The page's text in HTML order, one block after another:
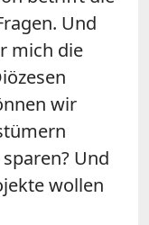
Und
mich die
wir
Und
wollen